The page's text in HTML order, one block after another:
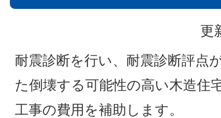
更
耐震診断を行い、耐震診断評点
た倒壊する可能性の高い木造住
工事の費用を補助します。